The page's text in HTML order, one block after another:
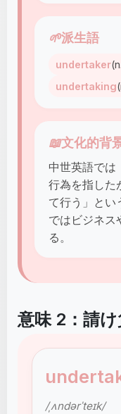
🌱派生語
undertaker
undertaking
📖文化的背
中世英語では
行為を指した
て行う」とい
ではビジネス
る。
意味 2：請
/ˌʌndərˈteɪk/